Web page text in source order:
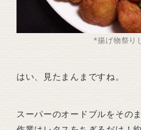
*揚げ物祭り
はい、見たまんまですね。
スーパーのオードブルをその